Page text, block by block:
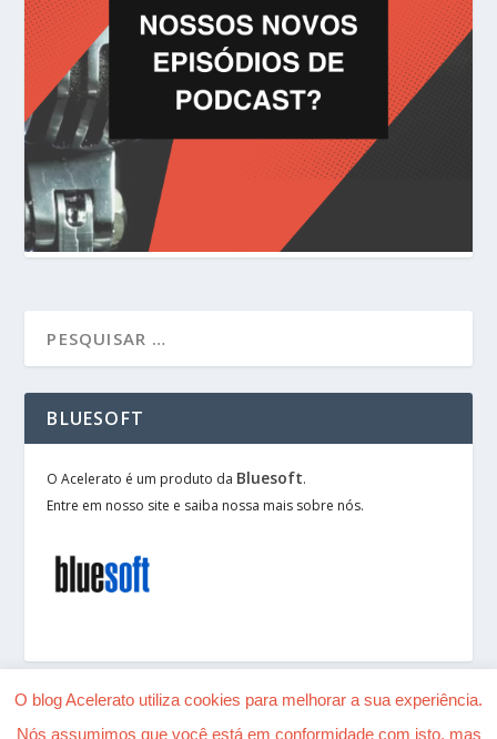
BLUESOFT
O Acelerato é um produto da Bluesoft.
Entre em nosso site e saiba nossa mais sobre nós.
O blog Acelerato utiliza cookies para melhorar a sua experiência.
Nós assumimos que você está em conformidade com isto, mas